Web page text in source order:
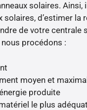
solaires.
solaires, d’estimer la
de votre centrale
procédons :
moyen et
produite
le plus adéquat